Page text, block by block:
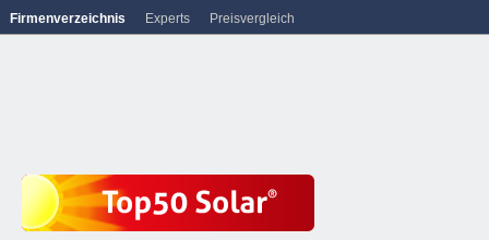
Firmenverzeichnis Experts Preisvergleich